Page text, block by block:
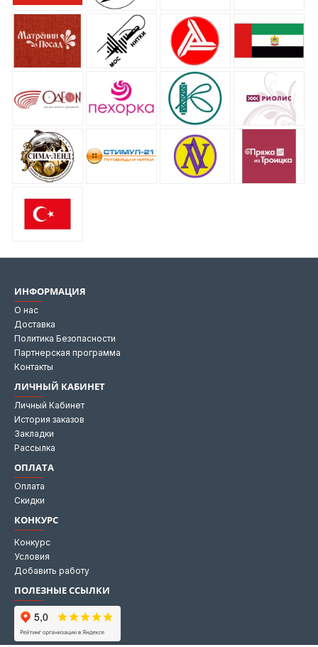
ИНФОРМАЦИЯ
О нас
Доставка
Политика Безопасности
Партнерская программа
Контакты
ЛИЧНЫЙ КАБИНЕТ
Личный Кабинет
История заказов
Закладки
Рассылка
ОПЛАТА
Оплата
Скидки
КОНКУРС
Конкурс
Условия
Добавить работу
ПОЛЕЗНЫЕ ССЫЛКИ